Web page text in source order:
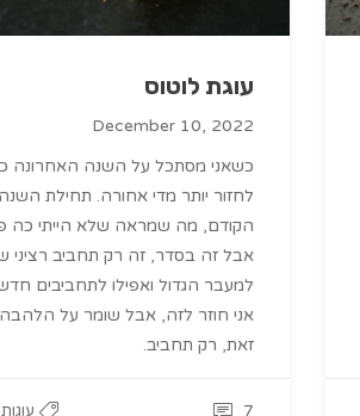
עוגת לוטוס
December 10, 2022
כשאני מסתכל על השנה האחרונה
לחזור יותר מדי אחורה. תחילת
הקודם, מה שמראה שלא הייתי כה
אבל זה בסדר, זה רק תחביב רציני
למעבר הגדול ואפילו לתחביבים
אני חוזר לזה, אבל שומר על
זאת, רק תחביב.
עוגות 7